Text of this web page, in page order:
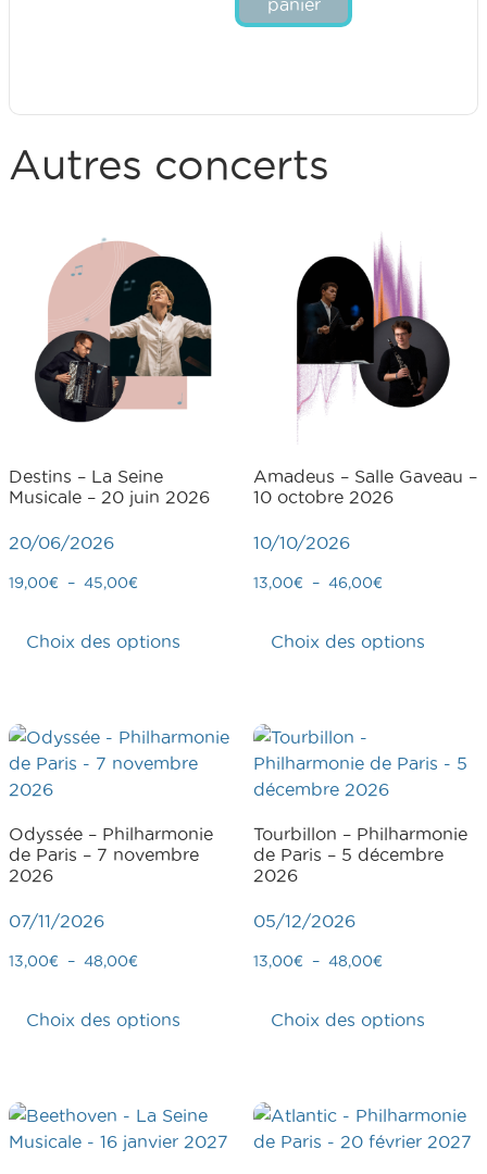
panier
Autres concerts
Destins – La Seine
Musicale – 20 juin 2026
20/06/2026
19,00€ – 45,00€
Choix des options
Amadeus – Salle Gaveau –
10 octobre 2026
10/10/2026
13,00€ – 46,00€
Choix des options
Odyssée – Philharmonie
de Paris – 7 novembre
2026
07/11/2026
13,00€ – 48,00€
Choix des options
Tourbillon – Philharmonie
de Paris – 5 décembre
2026
05/12/2026
13,00€ – 48,00€
Choix des options